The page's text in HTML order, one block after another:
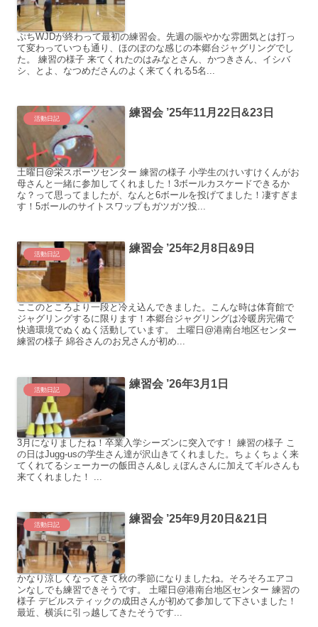
ぷちWJDが終わって最初の練習会。先週の賑やかな雰囲気とは打っ
て変わっていつも通り、ほのぼのな感じの本郷台ジャグリングでし
た。 練習の様子 来てくれたのはみなとさん、かつきさん、イシバ
シ、とよ、なつめださんのよく来てくれる5名...
活動日記 練習会 ’25年11月22日&23日
土曜日@栄スポーツセンター 練習の様子 小学生のけいすけくんがお
母さんと一緒に参加してくれました！3ボールカスケードできるか
な？って思ってましたが、なんと6ボールを投げてました！凄すぎま
す！5ボールのサイトスワップもガツガツ投...
活動日記 練習会 ’25年2月8日&9日
ここのところより一段と冷え込んできました。こんな時は体育館で
ジャグリングするに限ります！本郷台ジャグリングは冷暖房完備で
快適環境でぬくぬく活動しています。 土曜日@港南台地区センター
練習の様子 綿谷さんのお兄さんが初め...
活動日記 練習会 ’26年3月1日
3月になりましたね！卒業入学シーズンに突入です！ 練習の様子 こ
の日はJugg-usの学生さん達が沢山きてくれました。ちょくちょく来
てくれてるシェーカーの飯田さん&しぇぼんさんに加えてギルさんも
来てくれました！ ...
活動日記 練習会 ’25年9月20日&21日
かなり涼しくなってきて秋の季節になりましたね。そろそろエアコ
ンなしでも練習できそうです。 土曜日@港南台地区センター 練習の
様子 デビルスティックの成田さんが初めて参加して下さいました！
最近、横浜に引っ越してきたそうです...